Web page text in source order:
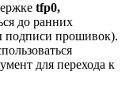
tfp0,
до ранних
подписи прошивок).
для перехода к